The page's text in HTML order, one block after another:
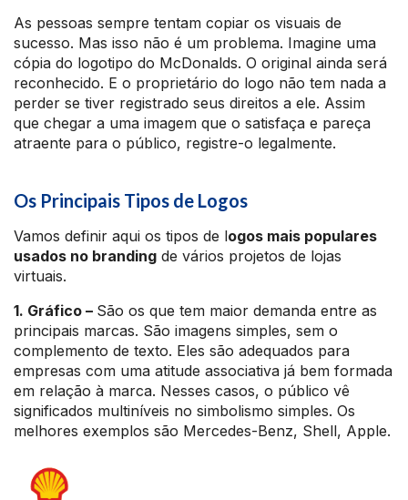
As pessoas sempre tentam copiar os visuais de
sucesso. Mas isso não é um problema. Imagine uma
cópia do logotipo do McDonalds. O original ainda será
reconhecido. E o proprietário do logo não tem nada a
perder se tiver registrado seus direitos a ele. Assim
que chegar a uma imagem que o satisfaça e pareça
atraente para o público, registre-o legalmente.
Os Principais Tipos de Logos
Vamos definir aqui os tipos de logos mais populares
usados no branding de vários projetos de lojas
virtuais.
1. Gráfico – São os que tem maior demanda entre as
principais marcas. São imagens simples, sem o
complemento de texto. Eles são adequados para
empresas com uma atitude associativa já bem formada
em relação à marca. Nesses casos, o público vê
significados multiníveis no simbolismo simples. Os
melhores exemplos são Mercedes-Benz, Shell, Apple.